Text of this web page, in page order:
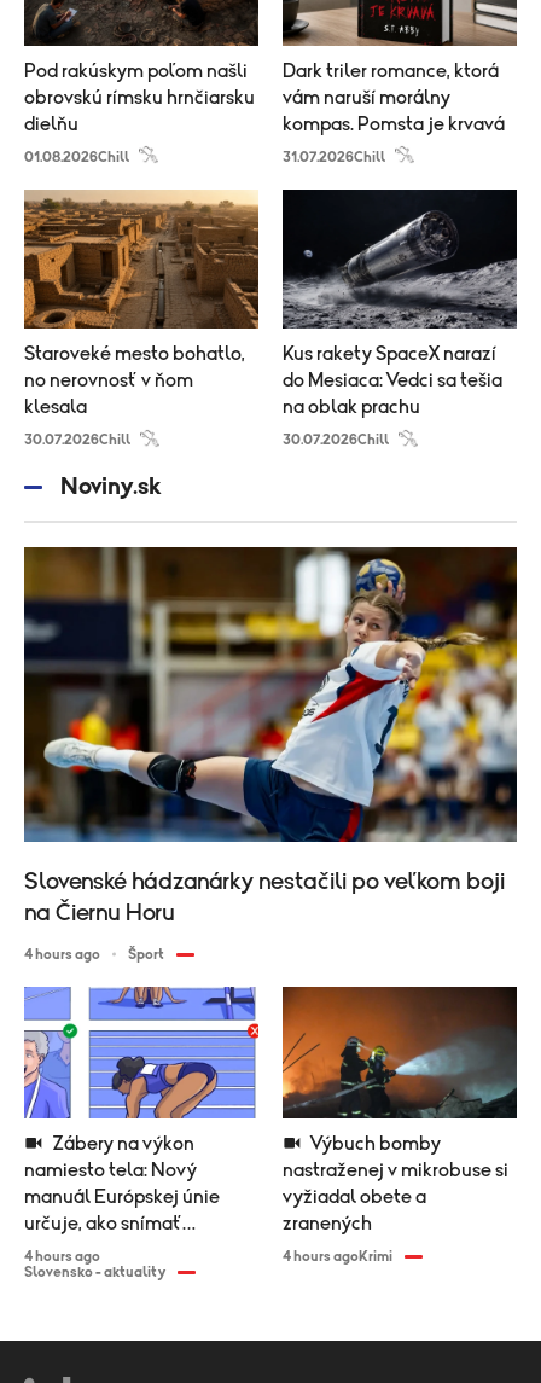
Pod rakúskym poľom našli
obrovskú rímsku hrnčiarsku
dielňu
01.08.2026Chill
Dark triler romance, ktorá
vám naruší morálny
kompas. Pomsta je krvavá
31.07.2026Chill
Staroveké mesto bohatlo,
no nerovnosť v ňom
klesala
30.07.2026Chill
Kus rakety SpaceX narazí
do Mesiaca: Vedci sa tešia
na oblak prachu
30.07.2026Chill
Noviny.sk
namiesto tela: Nový
manuál Európskej únie
určuje, ako snímať
športovkyne
4 hours ago
Slovensko - aktuality
nastraženej v mikrobuse si
vyžiadal obete a
zranených
4 hours agoKrimi
Slovenské hádzanárky nestačili po veľkom boji
na Čiernu Horu
4 hours ago Šport